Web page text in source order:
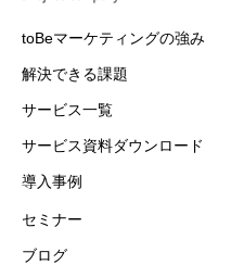
toBeマーケティングの強み
解決できる課題
サービス一覧
サービス資料ダウンロード
導入事例
セミナー
ブログ